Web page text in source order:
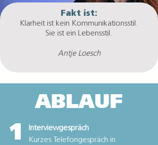
Fakt ist:
Klarheit ist kein Kommunikationsstil.
Sie ist ein Lebensstil.
Antje Loesch
ABLAUF
1
Interviewgespräch
Kurzes Telefongespräch in